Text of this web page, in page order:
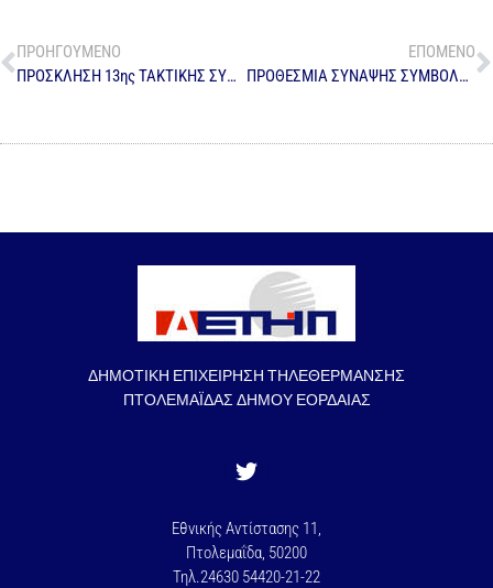
ΠΡΟΗΓΟΥΜΕΝΟ
ΠΡΟΣΚΛΗΣΗ 13ης ΤΑΚΤΙΚΗΣ ΣΥΝΕΔΡΙΑΣΗΣ ΔΣ ΔΕΤΗΠ 2023
ΕΠΟΜΕΝΟ
ΠΡΟΘΕΣΜΙΑ ΣΥΝΑΨΗΣ ΣΥΜΒΟΛΑΙΩΝ ΝΕΩΝ ΣΥΝΔΕΣΕΩΝ ΜΕ ΤΗΝ ΤΗΛΕΘΕΡΜΑΝΣΗ ΓΙΑ ΤΗΝ ΠΕΡΙΟΔΟ 2024-2025 – ΑΡ. ΠΡΩΤ. 298
ΔΗΜΟΤΙΚΗ ΕΠΙΧΕΙΡΗΣΗ ΤΗΛΕΘΕΡΜΑΝΣΗΣ
ΠΤΟΛΕΜΑΪΔΑΣ ΔΗΜΟΥ ΕΟΡΔΑΙΑΣ
Εθνικής Αντίστασης 11,
Πτολεμαΐδα, 50200
Τηλ.24630 54420-21-22